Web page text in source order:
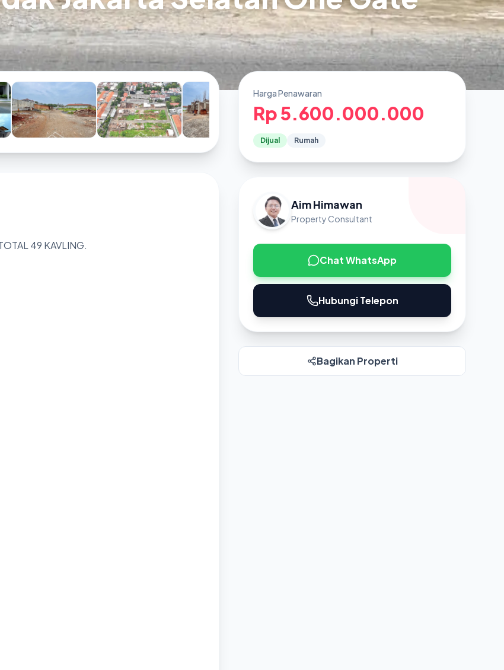
49 KAVLING.
Harga Penawaran
Rp 5.600.000.000
Dijual Rumah
Aim Himawan
Property Consultant
Chat WhatsApp
Hubungi Telepon
Bagikan Properti